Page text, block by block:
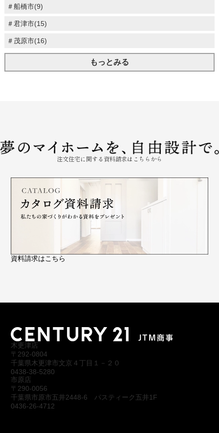
＃船橋市(9)
＃君津市(15)
＃茂原市(16)
もっとみる
注文住宅に関する資料請求はこちらから
資料請求はこちら
木更津店
〒292-0804
千葉県木更津市文京４丁目１－２０
0438-38-5280
市原店
〒290-0056
千葉県市原市五井2448-6 パスティーク五井1F
0436-26-4712